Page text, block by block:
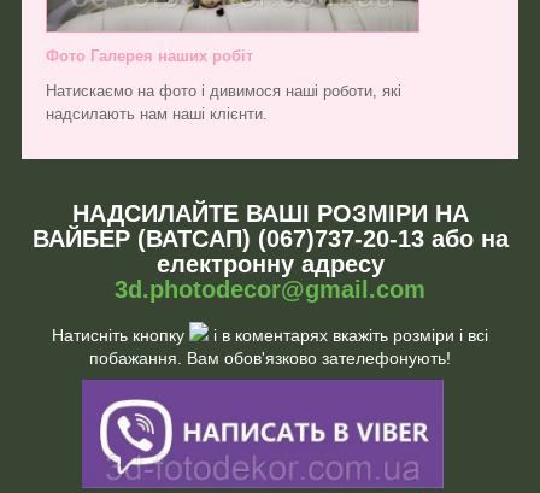
Фото Галерея наших робіт
Натискаємо на фото і дивимося наші роботи, які
надсилають нам наші клієнти.
НАДСИЛАЙТЕ ВАШІ РОЗМІРИ НА
ВАЙБЕР (ВАТСАП) (067)737-20-13 або на
електронну адресу
3d.photodecor@gmail.com
Натисніть кнопку
і в коментарях вкажіть розміри і всі
побажання. Вам обов'язково зателефонують!